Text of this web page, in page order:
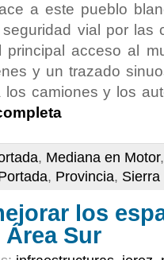
a este pueblo
vial por las
acceso al
y un trazado
camiones y los
, Mediana en Motor
, Provincia, Sierra
los
Sur